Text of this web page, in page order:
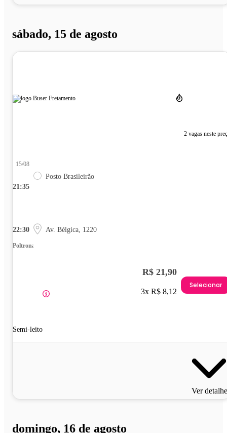
sábado, 15 de agosto
2 vagas neste
21:35
15/08
Posto Brasileirão
22:30 Av. Bélgica, 1220
Poltrona
Semi-leito
R$ 21,90
3x R$ 8,12
Selecionar
Ver
domingo, 16 de agosto